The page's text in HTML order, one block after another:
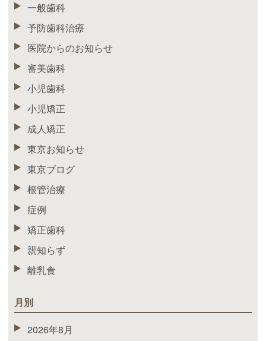
一般歯科
予防歯科治療
医院からのお知らせ
審美歯科
小児歯科
小児矯正
成人矯正
東京お知らせ
東京ブログ
根管治療
症例
矯正歯科
親知らず
離乳食
月別
2026年8月